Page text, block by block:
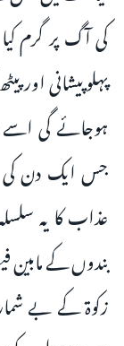
کی آگ پر
پہلوپیشانی
ہوجائے گی
جس ایک دن کی
عذاب کا یہ
بندوں کے مابین
زکوۃ کے بے